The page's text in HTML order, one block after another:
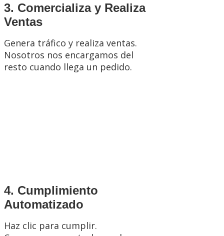
3. Comercializa y Realiza
Ventas
Genera tráfico y realiza ventas.
Nosotros nos encargamos del
resto cuando llega un pedido.
4. Cumplimiento
Automatizado
Haz clic para cumplir.